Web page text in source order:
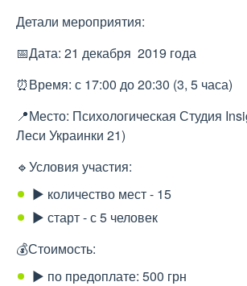
Детали мероприятия:
📅Дата: 21 декабря 2019 года
⏰Время: с 17:00 до 20:30 (3, 5 часа)
📍Место: Психологическая Студия
Леси Украинки 21)
🔹Условия участия:
▶️ количество мест - 15
▶️ старт - с 5 человек
💰Стоимость:
▶️ по предоплате: 500 грн